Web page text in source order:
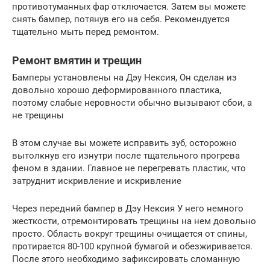
противотуманных фар отключается. Затем вы можете
снять бампер, потянув его на себя. Рекомендуется
тщательно мыть перед ремонтом.
Ремонт вмятин и трещин
Бамперы установлены на Дэу Нексия, Он сделан из
довольно хорошо деформированного пластика,
поэтому слабые неровности обычно вызывают сбои, а
не трещины
В этом случае вы можете исправить зуб, осторожно
вытолкнув его изнутри после тщательного прогрева
феном в здании. Главное не перегревать пластик, что
затруднит искривление и искривление
Через передний бампер в Дэу Нексия У него немного
жесткости, отремонтировать трещины на нем довольно
просто. Область вокруг трещины очищается от спины,
протирается 80-100 крупной бумагой и обезжиривается.
После этого необходимо зафиксировать сломанную